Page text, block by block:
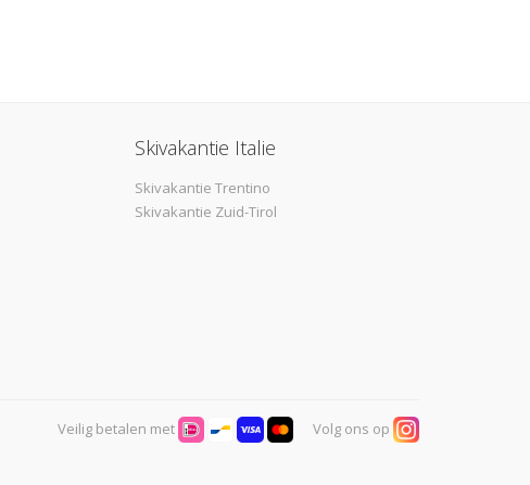
Skivakantie Italie
Skivakantie Trentino
Skivakantie Zuid-Tirol
Veilig betalen met Volg ons op